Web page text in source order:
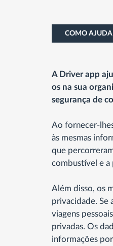
COMO
A Driver app
os na sua
segurança de
Ao fornecer-
às mesmas
que
combustível e a
Além disso, os
privacidade. Se
viagens
privadas. Os
informações